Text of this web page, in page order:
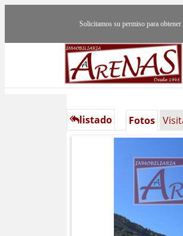
Solicitamos su permiso para
listado Fotos